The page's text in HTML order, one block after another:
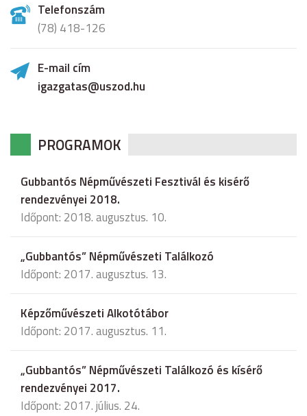
Telefonszám
(78) 418-126
E-mail cím
igazgatas@uszod.hu
PROGRAMOK
Gubbantós Népművészeti Fesztivál és kisérő
rendezvényei 2018.
Időpont: 2018. augusztus. 10.
„Gubbantós” Népművészeti Találkozó
Időpont: 2017. augusztus. 13.
Képzőművészeti Alkotótábor
Időpont: 2017. augusztus. 11.
„Gubbantós” Népművészeti Találkozó és kísérő
rendezvényei 2017.
Időpont: 2017. július. 24.